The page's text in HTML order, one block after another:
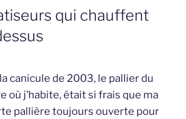
qui chauffent
canicule de 2003, le pallier du
où j’habite, était si frais que ma
pallière toujours ouverte pour